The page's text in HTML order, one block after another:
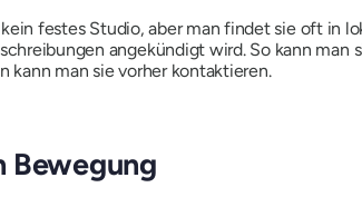
festes Studio, aber man findet sie oft in
angekündigt wird. So kann man
kann man sie vorher kontaktieren.
Bewegung